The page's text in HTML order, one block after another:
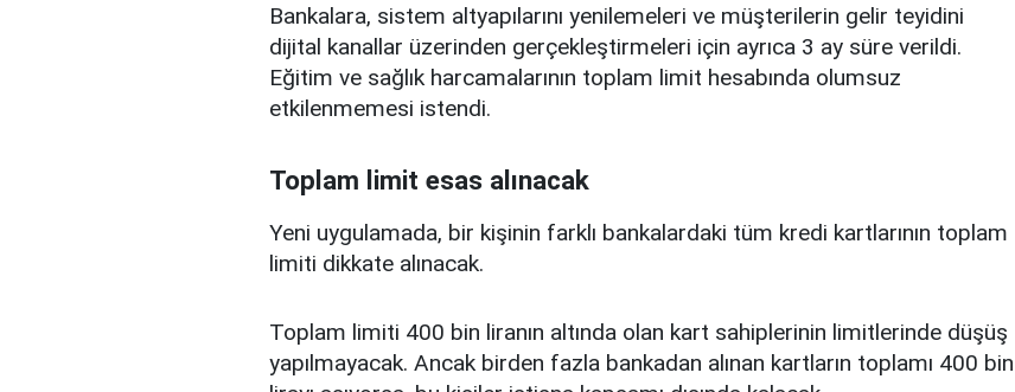
Bankalara, sistem altyapılarını yenilemeleri ve müşterilerin gelir teyidini
dijital kanallar üzerinden gerçekleştirmeleri için ayrıca 3 ay süre verildi.
Eğitim ve sağlık harcamalarının toplam limit hesabında olumsuz
etkilenmemesi istendi.
Toplam limit esas alınacak
Yeni uygulamada, bir kişinin farklı bankalardaki tüm kredi kartlarının toplam
limiti dikkate alınacak.
Toplam limiti 400 bin liranın altında olan kart sahiplerinin limitlerinde düşüş
yapılmayacak. Ancak birden fazla bankadan alınan kartların toplamı 400 bin